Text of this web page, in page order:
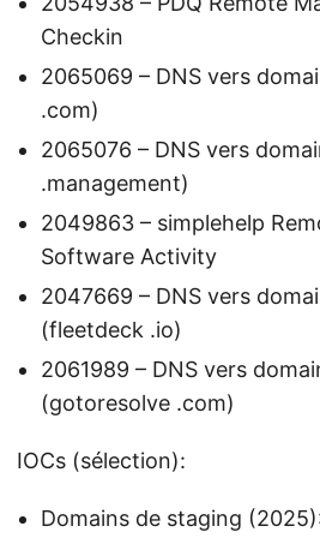
Checkin
2065069 – DNS vers
.com)
2065076 – DNS vers
.management)
2049863 – simplehelp
Software Activity
2047669 – DNS vers
(fleetdeck .io)
2061989 – DNS vers
(gotoresolve .com)
IOCs (sélection):
Domains de staging